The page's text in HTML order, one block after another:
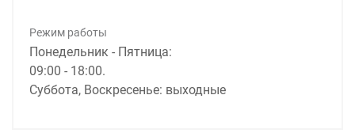
Режим работы
Понедельник - Пятница:
09:00 - 18:00.
Суббота, Воскресенье: выходные